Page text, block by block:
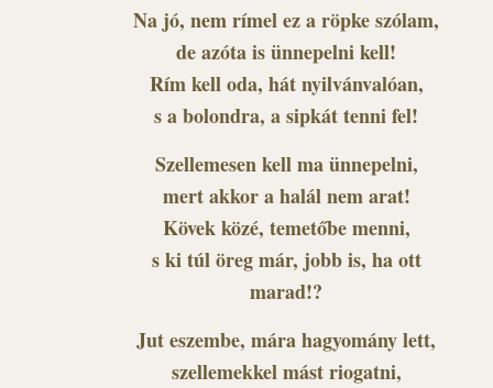
Na jó, nem rímel ez a röpke szólam,
de azóta is ünnepelni kell!
Rím kell oda, hát nyilvánvalóan,
s a bolondra, a sipkát tenni fel!
Szellemesen kell ma ünnepelni,
mert akkor a halál nem arat!
Kövek közé, temetőbe menni,
s ki túl öreg már, jobb is, ha ott
marad!?
Jut eszembe, mára hagyomány lett,
szellemekkel mást riogatni,